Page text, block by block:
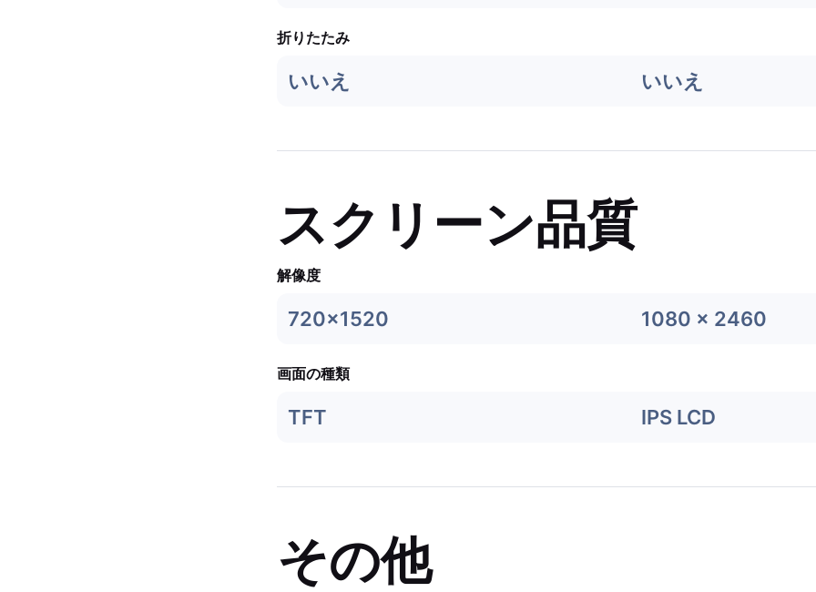
折りたたみ
いいえ いいえ
スクリーン品質
解像度
720x1520 1080 x 2460
画面の種類
TFT IPS LCD
その他